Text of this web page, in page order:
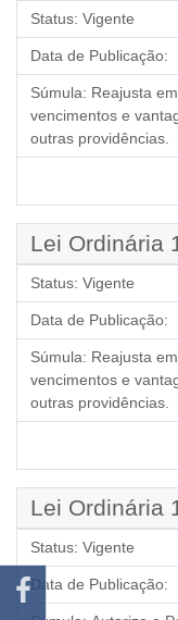
Status: Vigente
Data de Publicação:
Súmula: Reajusta
vencimentos e
outras providências.
Lei Ordinária
Status: Vigente
Data de Publicação:
Súmula: Reajusta
vencimentos e
outras providências.
Lei Ordinária
Status: Vigente
Data de Publicação: